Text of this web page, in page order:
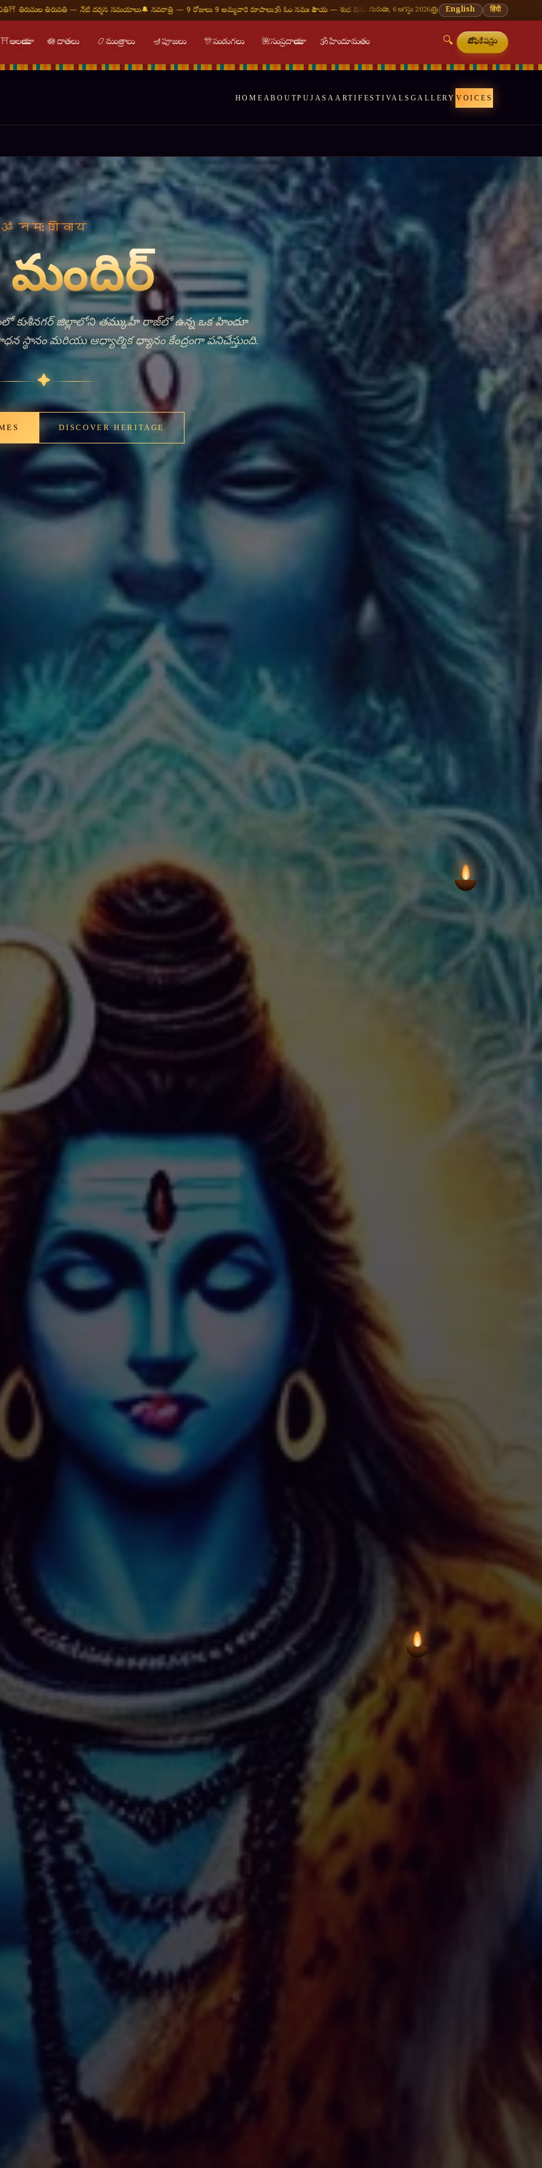
సమయాలు🔔 నవరాత్రి — 9 రోజులు 9 అమ్మవారి రూపాలు🕉 ఓం నమః శివాయ — శుభ దినం🪔 శ్రావణ మాసం — ప్రతి సోమవారం శివాలయ దర్శనం🌸 వినాయక చవితి — భాద్రపద శుద్ధ
గురువారం, 6 ఆగస్టు 2026 English हिंदी
⛩ఆలయాలు 🪷దాతలు 📿మంత్రాలు 🪔పూజలు 🎊పండుగలు 🌺సంప్రదాయాలు 🕉హిందూమతం 🔍 నోటిఫికేషన్లు
HOME ABOUTPUJASAARTI FESTIVALS GALLERY VOICES
हर महादेव ॥
Bells,
Faith
తూర్పు ఉత్తర ప్రదేశ్‌లోని కుశీనగర్ జిల్లలో ఒక పట్టణం.
స్థానిక నివాసులకు భక్తి మరియు సామూహిక మతపరమైన
ఈ ఆలయం ఆధ్యాత్మిక సంబంధం మరియు తమ
కోసం కోరుకునే భక్తులను స్వాగతిస్తుంది.
✦
DISCOVER HERITAGE